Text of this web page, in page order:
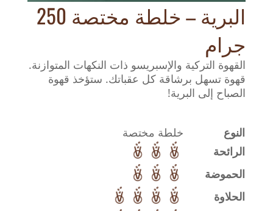
البرية – خلطة مختصة 250
جرام
القهوة التركية والإسبريسو ذات النكهات المتوازنة.
قهوة تسهل برشاقة كل عقباتك. ستؤخذ قهوة
الصباح إلى البرية!
النوع
خلطة مختصة
الرائحة
الحموضة
الحلاوة